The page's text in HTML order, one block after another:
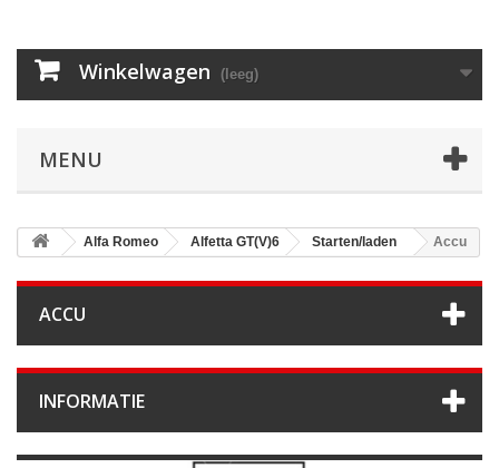
Winkelwagen (leeg)
MENU
Alfa Romeo Alfetta GT(V)6 Starten/laden Accu
ACCU
INFORMATIE